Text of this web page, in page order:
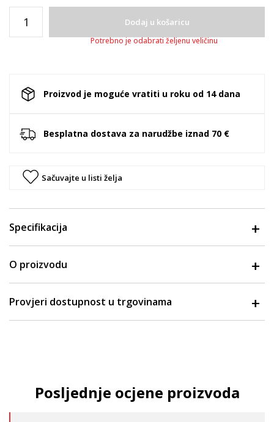
Dodaj u košaricu
Potrebno je odabrati željenu veličinu
Proizvod je moguće vratiti u roku od 14 dana
Besplatna dostava za narudžbe iznad 70 €
Sačuvajte u listi želja
Specifikacija
O proizvodu
Provjeri dostupnost u trgovinama
Posljednje ocjene proizvoda